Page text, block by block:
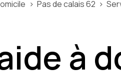
Pas de calais 62
à